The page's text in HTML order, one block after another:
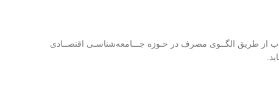
از طریق الگــوی مصرف در حـوزه جـــامعه‌شناسـی اقتصــادی